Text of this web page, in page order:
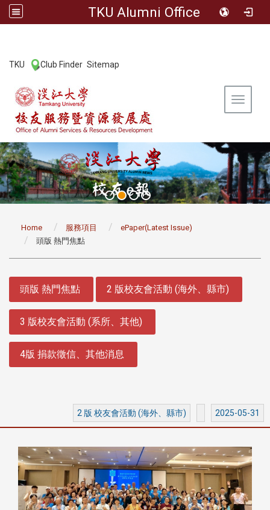
TKU Alumni Office
TKU Club Finder Sitemap
Toggle
Home 服務項目
ePaper(Latest Issue)
頭版 熱門焦點
頭版 熱門焦點 2 版校友會活動 (海外、縣市)
3 版校友會活動 (系所、其他)
4版 捐款徵信、其他消息
2 版 校友會活動 (海外、縣市) 2025-05-31